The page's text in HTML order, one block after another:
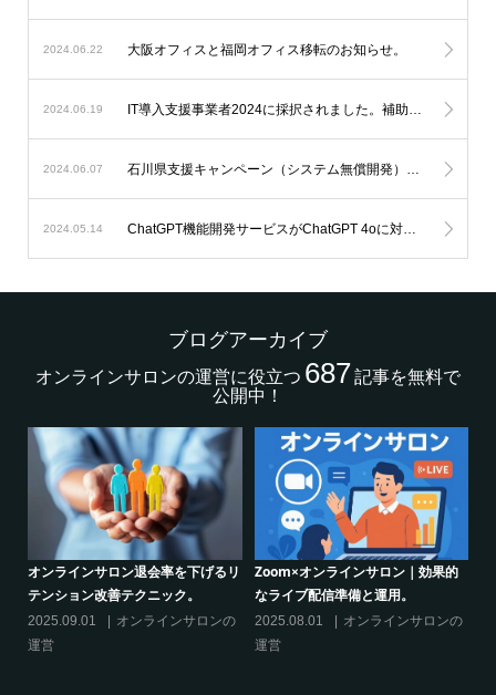
2024.06.22 大阪オフィスと福岡オフィス移転のお知らせ。
2024.06.19 IT導入支援事業者2024に採択されました。補助金を利用したオンラインサロン開発が可能になります。
2024.06.07 石川県支援キャンペーン（システム無償開発）延長のお知らせ。
2024.05.14 ChatGPT機能開発サービスがChatGPT 4oに対応します。
ブログアーカイブ
オンラインサロンの運営に役立つ 687記事を無料で
公開中！
果的
ロンの
シリーズ連載【運営者のお悩み解
決】ココがポイント！リスキリング
サロン運営必須3箇条
オンラインサロンの
オンラインサロンでの”学び”がこ
からのリスキリングを先導すると
えるこれだけの”理由”